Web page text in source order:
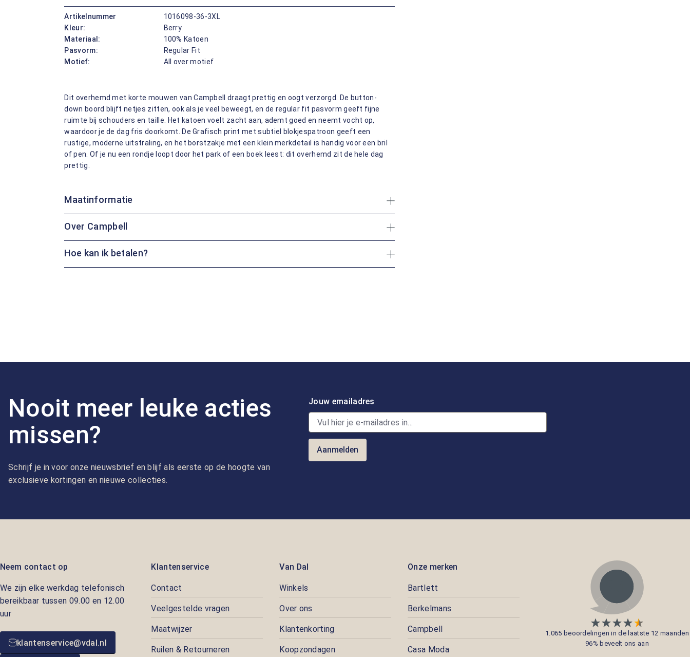
Artikelnummer
1016098-36-3XL
Kleur:
Berry
Materiaal:
100% Katoen
Pasvorm:
Regular Fit
Motief:
All over motief
Dit overhemd met korte mouwen van Campbell draagt prettig en oogt verzorgd. De button-
down boord blijft netjes zitten, ook als je veel beweegt, en de regular fit pasvorm geeft fijne
ruimte bij schouders en taille. Het katoen voelt zacht aan, ademt goed en neemt vocht op,
waardoor je de dag fris doorkomt. De Grafisch print met subtiel blokjespatroon geeft een
rustige, moderne uitstraling, en het borstzakje met een klein merkdetail is handig voor een bril
of pen. Of je nu een rondje loopt door het park of een boek leest: dit overhemd zit de hele dag
prettig.
Maatinformatie
Over Campbell
Hoe kan ik betalen?
Nooit meer leuke acties
missen?
Schrijf je in voor onze nieuwsbrief en blijf als eerste op de hoogte van
exclusieve kortingen en nieuwe collecties.
Jouw emailadres
Aanmelden
Neem contact op
We zijn elke werkdag telefonisch
bereikbaar tussen 09.00 en 12.00
uur
klantenservice@vdal.nl
Klantenservice
Contact
Veelgestelde vragen
Maatwijzer
Ruilen & Retourneren
Van Dal
Winkels
Over ons
Klantenkorting
Koopzondagen
Onze merken
Bartlett
Berkelmans
Campbell
Casa Moda
1.065 beoordelingen in de laatste 12 maanden
96% beveelt ons aan